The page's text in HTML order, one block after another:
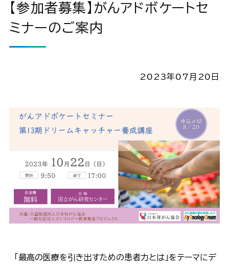
【参加者募集】がんアドボケートセ
ミナーのご案内
2023年07月20日
「最高の医療を引き出すための患者力とは」をテーマにデ